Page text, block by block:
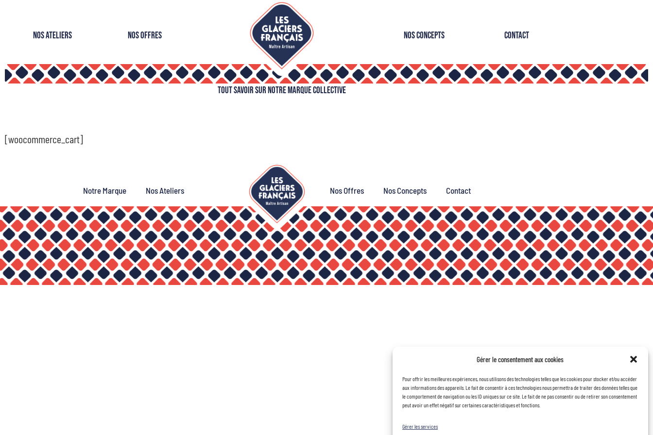
Gérer le consentement aux cookies
Pour offrir les meilleures expériences, nous utilisons des technologies telles que les cookies pour stocker et/ou accéder
aux informations des appareils. Le fait de consentir à ces technologies nous permettra de traiter des données telles que
le comportement de navigation ou les ID uniques sur ce site. Le fait de ne pas consentir ou de retirer son consentement
peut avoir un effet négatif sur certaines caractéristiques et fonctions.
Gérer les services
Nos Ateliers Nos Offres Nos Concepts Contact
Tout savoir sur notre marque collective
[woocommerce_cart]
Notre Marque Nos Ateliers Nos Offres Nos Concepts Contact